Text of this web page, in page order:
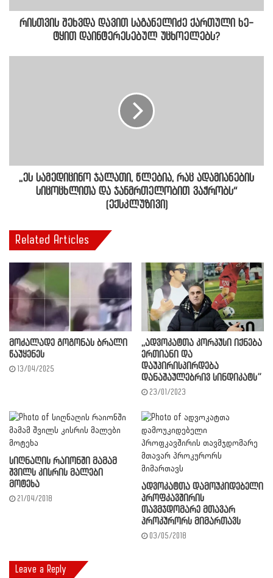
რისთვის შეხვდა დავით საგანელიძე ქართული ხე-
ტყით დაინტერესებულ უცხოელებს?
,,ეს სამედიცინო ჯალათი, წლებია, რაც ადამიანების
სიცოცხლითა და ჯანმრთელობით ვაჭრობს“
(ექსკლუზივი)
Related Articles
მოძალადე გოგონას ბრალი
წაუყენეს
13/04/2025
,,ადვოკატთა კორპუსი იქნება
ერთიანი და
დაუპირისპირდება
დანაშაულებრივ სინდიკატს”
23/01/2023
სიღნაღის რაიონში მამამ
შვილს კისრის მალები
მოტეხა
21/04/2018
ადვოკატთა დამოუკიდებელი
პროფკავშირის
თავმჯდომარე მთავარ
პროკურორს მიმართავს
03/05/2018
Leave a Reply